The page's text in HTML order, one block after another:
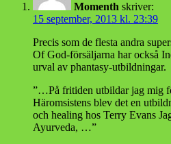
Momenth skriver:
15 september, 2013 kl. 23:39
Precis som de flesta andra
Of God-försäljarna har också
urval av phantasy-utbildningar.
”…På fritiden utbildar jag mig
Häromsistens blev det en
och healing hos Terry Evans
Ayurveda, …”